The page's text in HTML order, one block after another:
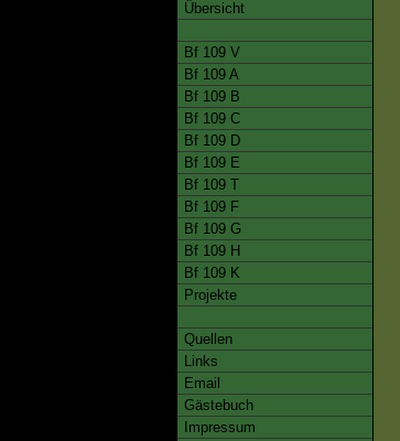
Übersicht
Bf 109 V
Bf 109 A
Bf 109 B
Bf 109 C
Bf 109 D
Bf 109 E
Bf 109 T
Bf 109 F
Bf 109 G
Bf 109 H
Bf 109 K
Projekte
Quellen
Links
Email
Gästebuch
Impressum